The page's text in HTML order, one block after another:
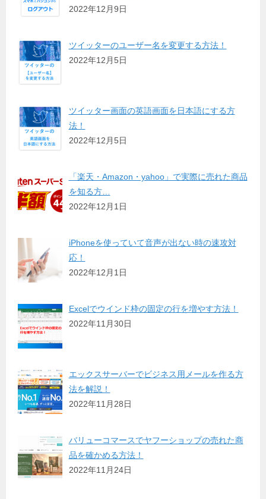
2022年12月9日
ツイッターのユーザー名を変更する方法！
2022年12月5日
ツイッター画面の英語画面を日本語にする方
法！
2022年12月5日
「楽天・Amazon・yahoo」で実際に売れた商品
を知る方…
2022年12月1日
iPhoneを使っていて音声が出ない時の速攻対
応！
2022年12月1日
Excelでウインド枠の固定の行を増やす方法！
2022年11月30日
エックスサーバーでビジネス用メールを作る方
法を解説！
2022年11月28日
バリューコマースでヤフーショップの売れた商
品を確かめる方法！
2022年11月24日